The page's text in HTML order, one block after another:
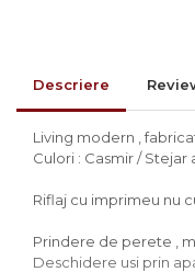
Comode lux-
Dulapuri haine si
Masute de toaleta
Noptiere dormitor
inclusa(pachet
Descriere
Living modern ,
Culori : Casmir /
Riflaj cu imprimeu nu
Prindere de perete ,
Deschidere usi prin